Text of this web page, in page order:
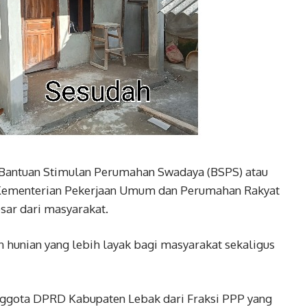
Stimulan Perumahan Swadaya (BSPS) atau
Pekerjaan Umum dan Perumahan Rakyat
dari masyarakat.
yang lebih layak bagi masyarakat sekaligus
DPRD Kabupaten Lebak dari Fraksi PPP yang